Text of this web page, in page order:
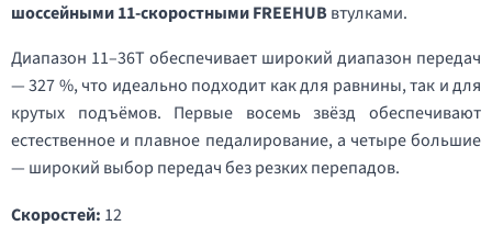
шоссейными 11-скоростными FREEHUB втулками.
Диапазон 11–36T обеспечивает широкий диапазон передач
— 327 %, что идеально подходит как для равнины, так и для
крутых подъёмов. Первые восемь звёзд обеспечивают
естественное и плавное педалирование, а четыре большие
— широкий выбор передач без резких перепадов.
Скоростей: 12